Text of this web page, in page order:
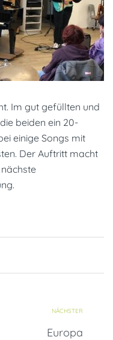
Im gut gefüllten und
beiden ein 20-
einige Songs mit
Der Auftritt macht
NÄCHSTER
Europa